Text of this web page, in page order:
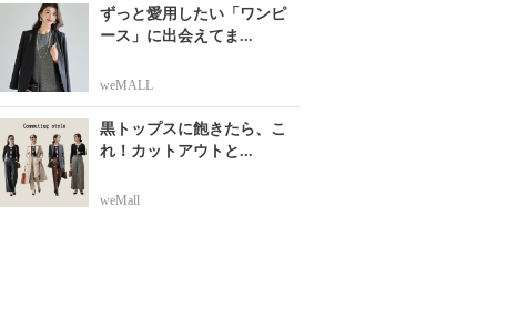
ずっと愛用したい「ワンピ
ース」に出会えてま...
weMALL
黒トップスに飽きたら、こ
れ！カットアウトと...
weMall